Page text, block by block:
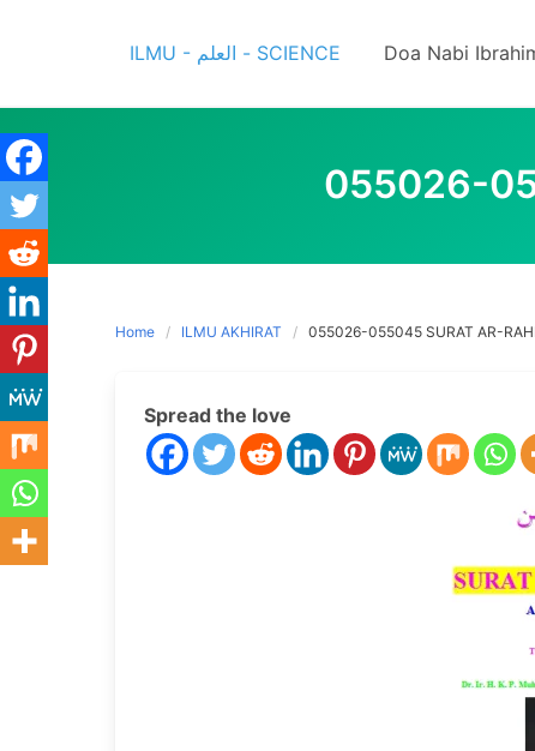
ILMU - العلم - SCIENCE Doa Nabi
055026-
Home ILMU AKHIRAT 055026-055045 SURAT AR-
Spread the love